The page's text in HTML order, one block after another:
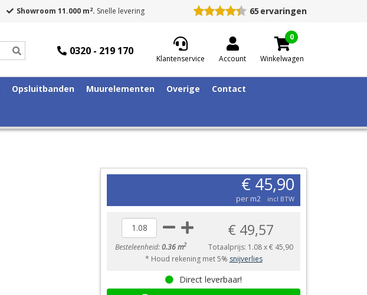
Showroom 11.000 m2. Snelle levering 65 ervaringen
0320 - 219 170
Klantenservice Account
0
Winkelwagen
Opsluitbanden Muurelementen Overige Contact
€ 45,90
per m2 incl BTW
Besteleenheid:0.36 m2
€ 49,57
Totaalprijs: 1.08x€ 45,90
* Houd rekening met 5% snijverlies
Direct leverbaar!